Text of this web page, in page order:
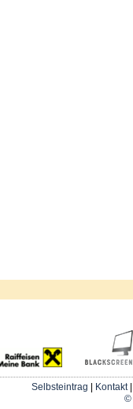
Selbsteintrag Kontakt
©